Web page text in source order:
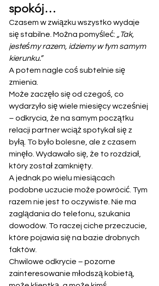
spokój…
Czasem w związku wszystko wydaje
się stabilne. Można pomyśleć: „Tak,
jesteśmy razem, idziemy w tym samym
kierunku.”
A potem nagle coś subtelnie się
zmienia.
Może zaczęło się od czegoś, co
wydarzyło się wiele miesięcy wcześniej
– odkrycia, że na samym początku
relacji partner wciąż spotykał się z
byłą. To było bolesne, ale z czasem
minęło. Wydawało się, że to rozdział,
który został zamknięty.
A jednak po wielu miesiącach
podobne uczucie może powrócić. Tym
razem nie jest to oczywiste. Nie ma
zaglądania do telefonu, szukania
dowodów. To raczej ciche przeczucie,
które pojawia się na bazie drobnych
faktów.
Chwilowe odkrycie – pozorne
zainteresowanie młodszą kobietą,